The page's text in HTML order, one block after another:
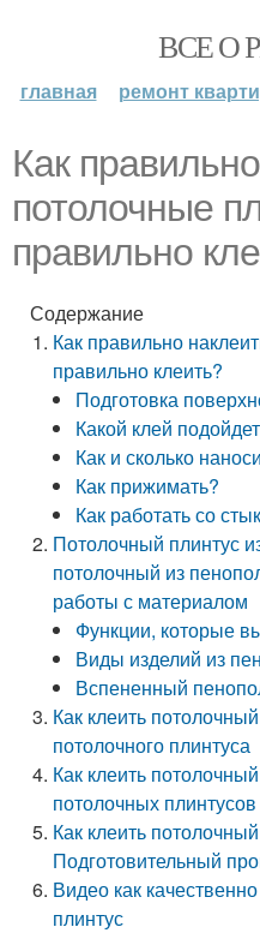
ВСЕ О
главная ремонт
Как
потолочные
правильно
Содержание
Как правильно
правильно клеить?
Подготовка
Какой клей
Как и сколько
Как прижимать?
Как работать со
Потолочный плинтус
потолочный из
работы с материалом
Функции, которые
Виды изделий из
Вспененный
Как клеить
потолочного плинтуса
Как клеить
потолочных плинтусов
Как клеить
Подготовительный
Видео как
плинтус